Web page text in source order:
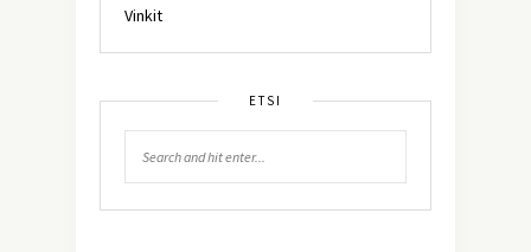
Vinkit
ETSI